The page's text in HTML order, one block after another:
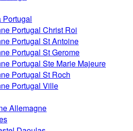
Portugal
Portugal Christ Roi
Portugal St Antoine
Portugal St Gerome
Portugal Ste Marie Majeure
Portugal St Roch
Portugal Ville
Allemagne